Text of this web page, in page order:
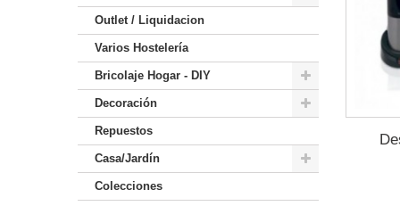
Outlet / Liquidacion
Varios Hostelería
Bricolaje Hogar - DIY
Decoración
Repuestos
Casa/Jardín
Colecciones